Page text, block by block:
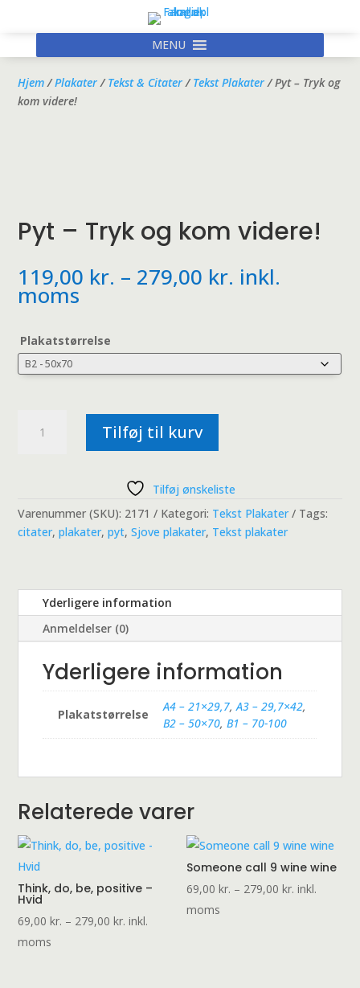
MENU
Hjem/Plakater/Tekst & Citater/Tekst Plakater/ Pyt – Tryk og
kom videre!
Pyt – Tryk og kom videre!
119,00 kr. – 279,00 kr. Prisinterval:
119,00 kr.
inkl.
moms
Plakatstørrelse
videre!
antal
Tilføj til kurv
Tilføj ønskeliste
Varenummer (SKU): 2171 Kategori: Tekst Plakater
Tags:
citater,plakater,pyt,Sjove plakater, Tekst plakater
Yderligere information
Anmeldelser (0)
Yderligere information
Plakatstørrelse
A4 – 21×29,7,A3 – 29,7×42,
B2 – 50×70,B1 – 70-100
Relaterede varer
Think, do, be, positive –
Hvid
69,00kr. – 279,00kr. Prisinterval:
inkl.
moms
Someone call 9 wine wine
69,00kr. – 279,00kr. Prisinterval:
inkl.
moms